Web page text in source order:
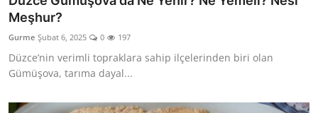
Meşhur?
Gurme Şubat 6, 2025 0 197
Düzce’nin verimli topraklara sahip ilçelerinden biri olan
Gümüşova, tarıma dayal...